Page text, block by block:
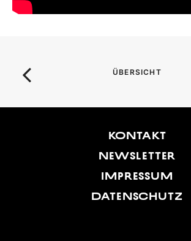
ÜBERSICHT
KONTAKT
NEWSLETTER
IMPRESSUM
DATENSCHUTZ